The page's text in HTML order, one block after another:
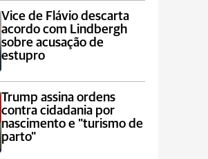
Vice de Flávio descarta
acordo com Lindbergh
sobre acusação de
estupro
Trump assina ordens
contra cidadania por
nascimento e "turismo de
parto"